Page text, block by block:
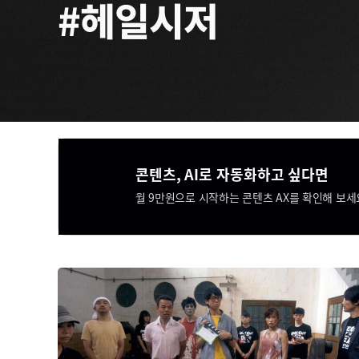
#헤일시저
콘텐츠, AI로 자동화하고 싶다면​​
월 9만원으로 시작하는 콘텐츠 AX를 확인해 보